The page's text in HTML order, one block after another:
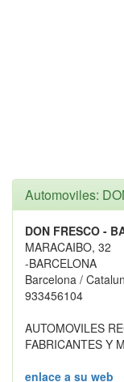
Automoviles:
DON FRESCO -
MARACAIBO, 32
-BARCELONA
Barcelona /
933456104
AUTOMOVILES
FABRICANTES Y
enlace a su web